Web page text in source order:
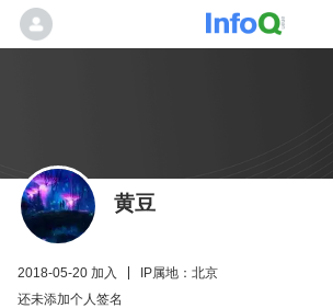
黄豆
2018-05-20 加入
IP属地：北京
还未添加个人签名